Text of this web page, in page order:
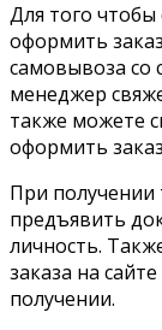
Для того
оформить
самовывоза со
менеджер
также можете
оформить
При получении
предъявить
личность.
заказа на
получении.